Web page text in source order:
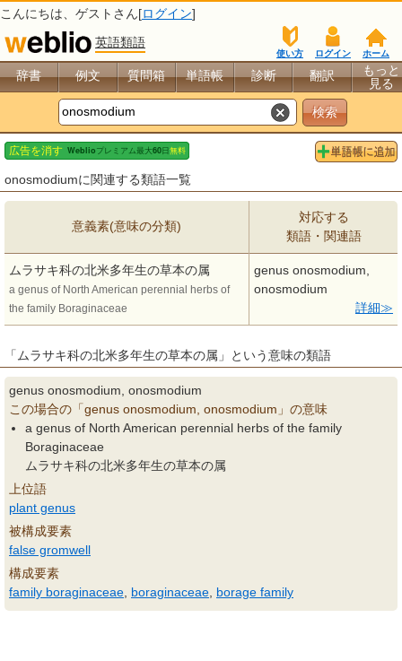
こんにちは、 ゲスト さん[ログイン]
英語類語
ホーム
ログイン
使い方
辞書 例文 質問箱 単語帳 診断 翻訳
もっと
見る
onosmodiumに関連する類語一覧
意義素(意味の分類)
対応する
類語・関連語
ムラサキ科の北米多年生の草本の属
a genus of North American perennial herbs of
the family Boraginaceae
genus onosmodium,
onosmodium
詳細
「ムラサキ科の北米多年生の草本の属」という意味の類語
genus onosmodium, onosmodium
この場合の「genus onosmodium, onosmodium」の意味
a genus of North American perennial herbs of the family
Boraginaceae
ムラサキ科の北米多年生の草本の属
上位語
plant genus
被構成要素
false gromwell
構成要素
family boraginaceae boraginaceae borage family